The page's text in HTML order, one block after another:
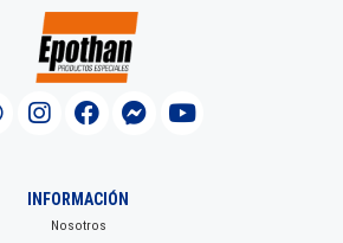
INFORMACIÓN
Nosotros